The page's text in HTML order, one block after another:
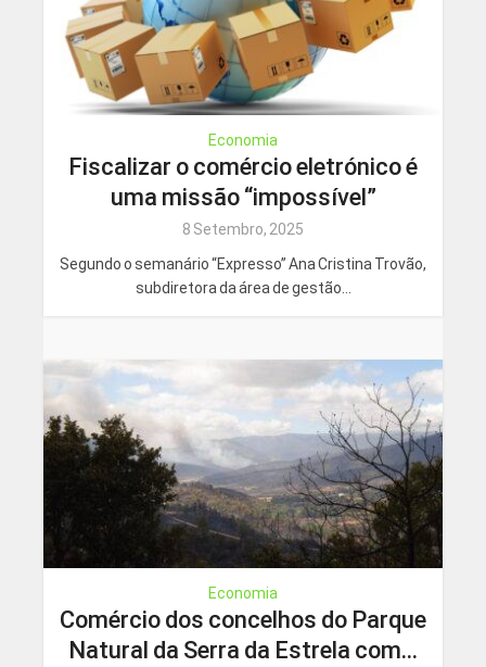
Economia
Fiscalizar o comércio eletrónico é
uma missão “impossível”
8 Setembro, 2025
Segundo o semanário “Expresso” Ana Cristina Trovão,
subdiretora da área de gestão...
Economia
Comércio dos concelhos do Parque
Natural da Serra da Estrela com...